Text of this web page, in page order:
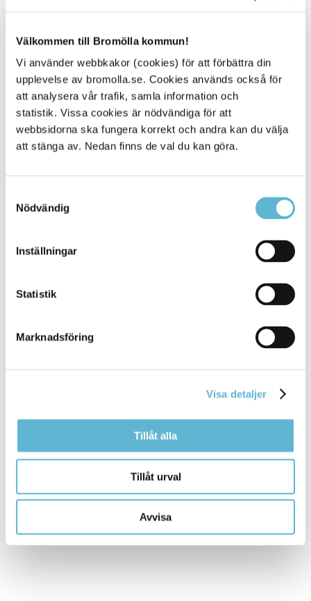
Välkommen till Bromölla kommun!
Vi använder webbkakor (cookies) för att förbättra din
upplevelse av bromolla.se. Cookies används också för
att analysera vår trafik, samla information och
statistik. Vissa cookies är nödvändiga för att
webbsidorna ska fungera korrekt och andra kan du välja
att stänga av. Nedan finns de val du kan göra.
Nödvändig
Inställningar
Statistik
Marknadsföring
Visa detaljer
Tillåt alla
Tillåt urval
Avvisa
suits you.
Mer information
Mer information om Sydostleden
More information about Sydostleden
Kontakt
Turismstrateg
sara.widesjo@bromolla.se
Sidan senast uppdaterad: